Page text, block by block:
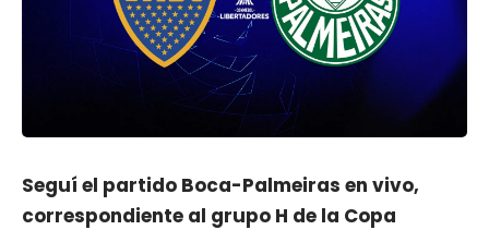
Seguí el partido Boca-Palmeiras en vivo,
correspondiente al grupo H de la Copa